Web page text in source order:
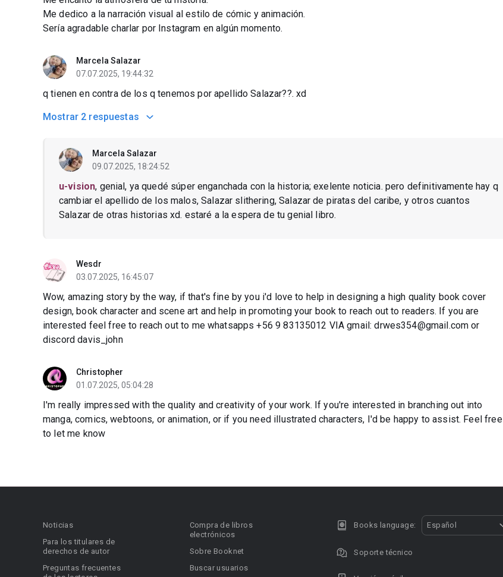
Me dedico a la narración visual al estilo de cómic y animación.
Sería agradable charlar por Instagram en algún momento.
Marcela Salazar
07.07.2025, 19:44:32
q tienen en contra de los q tenemos por apellido Salazar??. xd
Mostrar 2 respuestas
Marcela Salazar
09.07.2025, 18:24:52
u-vision, genial, ya quedé súper enganchada con la historia; exelente noticia. pero definitivamente hay q
cambiar el apellido de los malos, Salazar slithering, Salazar de piratas del caribe, y otros cuantos
Salazar de otras historias xd. estaré a la espera de tu genial libro.
Wesdr
03.07.2025, 16:45:07
Wow, amazing story by the way, if that's fine by you i'd love to help in designing a high quality book cover
design, book character and scene art and help in promoting your book to reach out to readers. If you are
interested feel free to reach out to me whatsapps +56 9 83135012 VIA gmail: drwes354@gmail.com or
discord davis_john
Christopher
01.07.2025, 05:04:28
I'm really impressed with the quality and creativity of your work. If you're interested in branching out into
manga, comics, webtoons, or animation, or if you need illustrated characters, I'd be happy to assist. Feel free
to let me know
Noticias
Para los titulares de
derechos de autor
Preguntas frecuentes
Compra de libros
electrónicos
Sobre Booknet
Buscar usuarios
Books language: Español
Soporte técnico